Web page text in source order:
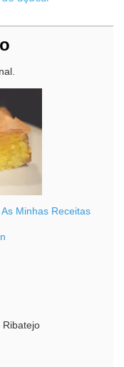
Minhas Receitas
Ribatejo